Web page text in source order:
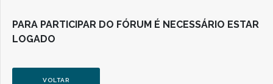
PARA PARTICIPAR DO FÓRUM É NECESSÁRIO ESTAR
LOGADO
VOLTAR